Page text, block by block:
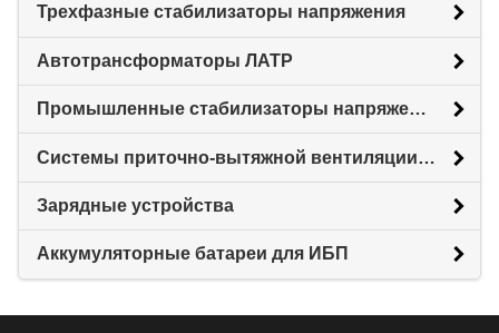
Трехфазные стабилизаторы напряжения
Автотрансформаторы ЛАТР
Промышленные стабилизаторы напряжения
Системы приточно-вытяжной вентиляции с рекуперацией тепловой энергии (Рекуператоры)
Зарядные устройства
Аккумуляторные батареи для ИБП